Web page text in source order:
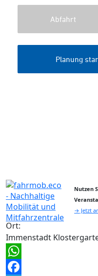
Nutzen
→ Jetzt
Ort:
Immenstadt
WhatsApp